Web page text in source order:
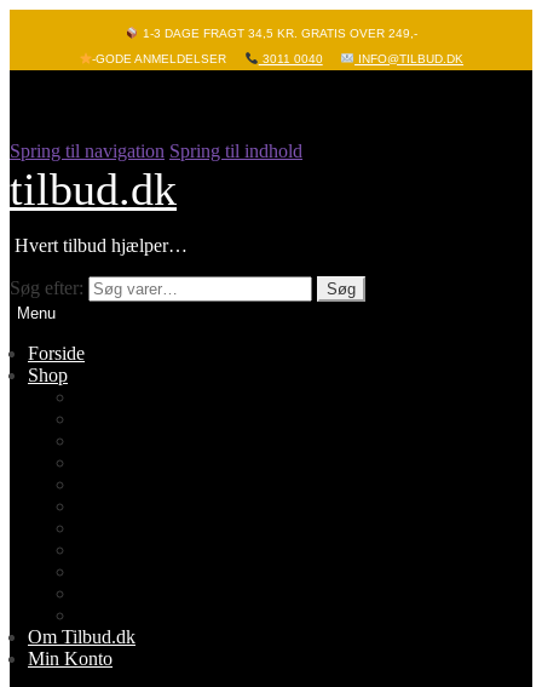
1-3 DAGE FRAGT 34,5 KR. GRATIS OVER 249,-
-GODE ANMELDELSER
3011 0040 INFO@TILBUD.DK
Spring til navigation Spring til indhold
tilbud.dk
Hvert tilbud hjælper…
Søg efter:
Søg
Menu
Forside
Shop
Om Tilbud.dk
Min Konto